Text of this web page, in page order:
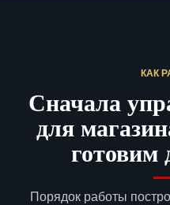
КАК
Сначала
для
готовим
Порядок работы